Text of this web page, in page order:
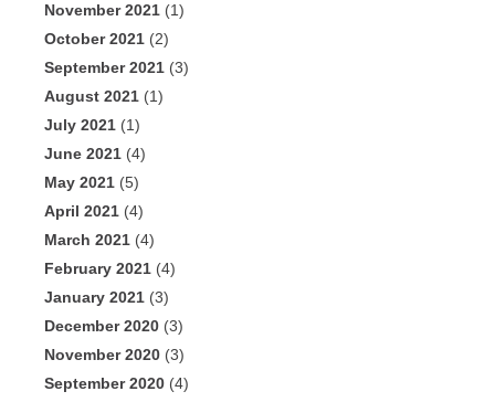
November 2021 (1)
October 2021 (2)
September 2021 (3)
August 2021 (1)
July 2021 (1)
June 2021 (4)
May 2021 (5)
April 2021 (4)
March 2021 (4)
February 2021 (4)
January 2021 (3)
December 2020 (3)
November 2020 (3)
September 2020 (4)